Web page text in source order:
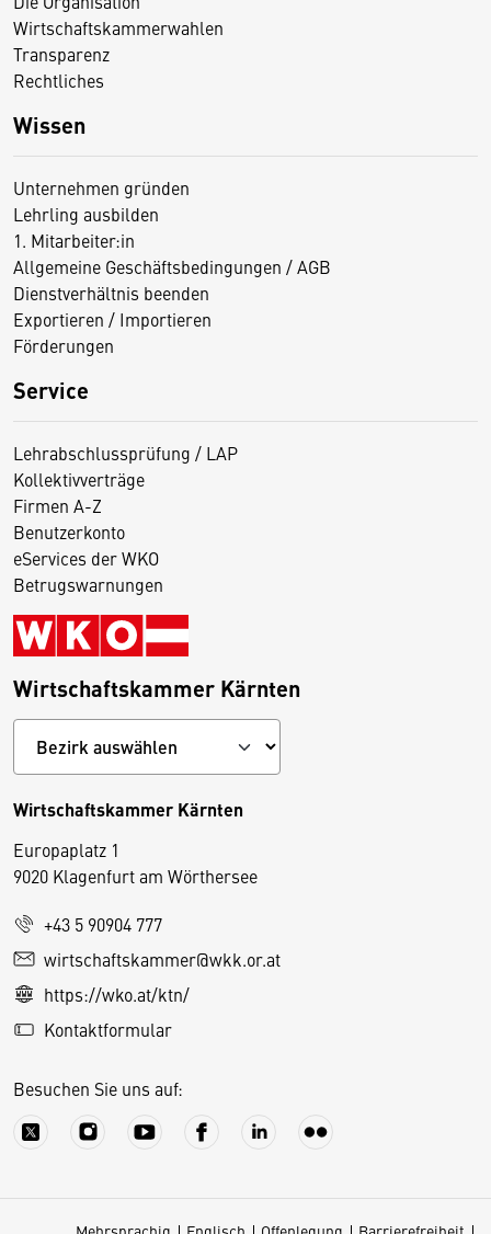
Wirtschaftskammerwahlen
Transparenz
Rechtliches
Wissen
Unternehmen gründen
Lehrling ausbilden
1. Mitarbeiter:in
Allgemeine Geschäftsbedingungen / AGB
Dienstverhältnis beenden
Exportieren / Importieren
Förderungen
Service
Lehrabschlussprüfung / LAP
Kollektivverträge
Firmen A-Z
Benutzerkonto
eServices der WKO
Betrugswarnungen
Wirtschaftskammer Kärnten
Wirtschaftskammer Kärnten
Europaplatz 1
9020 Klagenfurt am Wörthersee
+43 5 90904 777
wirtschaftskammer@wkk.or.at
https://wko.at/ktn/
Kontaktformular
Besuchen Sie uns auf:
D
e
s
S
e